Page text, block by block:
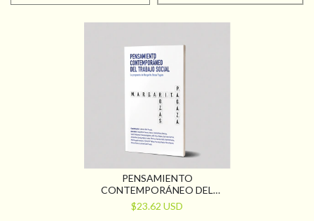
PENSAMIENTO
CONTEMPORÁNEO DEL
TRABAJO SOCIAL. LA
PROPUESTA DE MARGARITA
$23.62 USD